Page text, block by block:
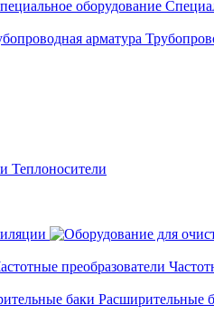
Теплоносители
Расширительные